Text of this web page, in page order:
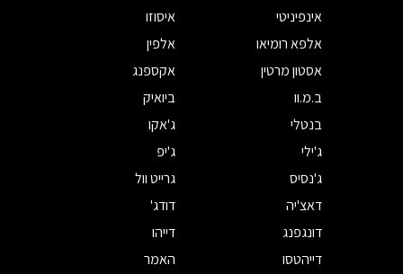
אינפיניטי
איסוזו
אלפא רומיאו
אלפין
אסטון מרטין
אקספנג
ב.מ.וו
ביואיק
בנטלי
ג'אקו
ג'ילי
ג'יפ
ג'נסיס
גרייט וול
דאצ'יה
דודג'
דונגפנג
דייהו
דייהטסו
האמר